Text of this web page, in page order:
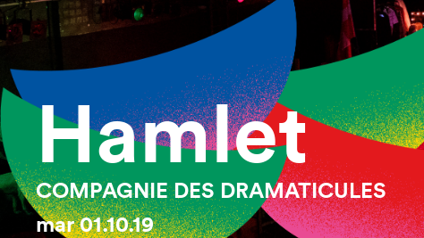
Hamlet
COMPAGNIE DES DRAMATICULES
mar01.10.19